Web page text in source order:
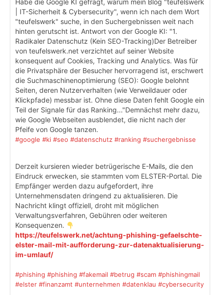
Habe die Google KI gefragt, warum mein Blog "teufelswerk
| IT-Sicherheit & Cybersecurity", wenn ich nach dem Wort
"teufelswerk" suche, in den Suchergebnissen weit nach
hinten gerutscht ist. Antwort von der Google KI: "1.
Radikaler Datenschutz (Kein SEO-Tracking)Der Betreiber
von teufelswerk.net verzichtet auf seiner Website
konsequent auf Cookies, Tracking und Analytics. Was für
die Privatsphäre der Besucher hervorragend ist, erschwert
die Suchmaschinenoptimierung (SEO): Google belohnt
Seiten, deren Nutzerverhalten (wie Verweildauer oder
Klickpfade) messbar ist. Ohne diese Daten fehlt Google ein
Teil der Signale für das Ranking..."Demnächst mehr dazu,
wie Google Webseiten ausblendet, die nicht nach der
Pfeife von Google tanzen.
#google #ki #seo #datenschutz #ranking #suchergebnisse
Derzeit kursieren wieder betrügerische E-Mails, die den
Eindruck erwecken, sie stammten vom ELSTER-Portal. Die
Empfänger werden dazu aufgefordert, ihre
Unternehmensdaten dringend zu aktualisieren. Die
Nachricht klingt offiziell, droht mit möglichen
Verwaltungsverfahren, Gebühren oder weiteren
Konsequenzen.
https://teufelswerk.net/achtung-phishing-gefaelschte-
elster-mail-mit-aufforderung-zur-datenaktualisierung-
im-umlauf/
#phishing #phishing #fakemail #betrug #scam #phishingmail
#elster #finanzamt #unternehmen #datenklau #cybersecurity